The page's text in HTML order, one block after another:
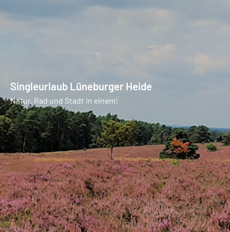
Singleurlaub Lüneburger Heide
Natur, Rad und Stadt in einem!